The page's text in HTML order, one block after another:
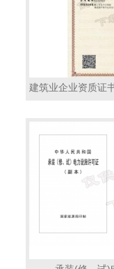
建筑业企业资质证